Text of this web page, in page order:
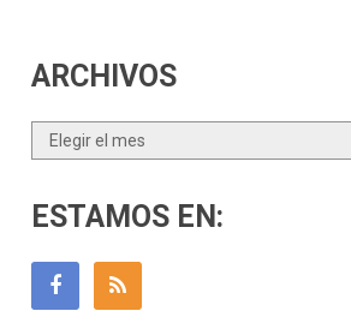
ARCHIVOS
Archivos
ESTAMOS EN: